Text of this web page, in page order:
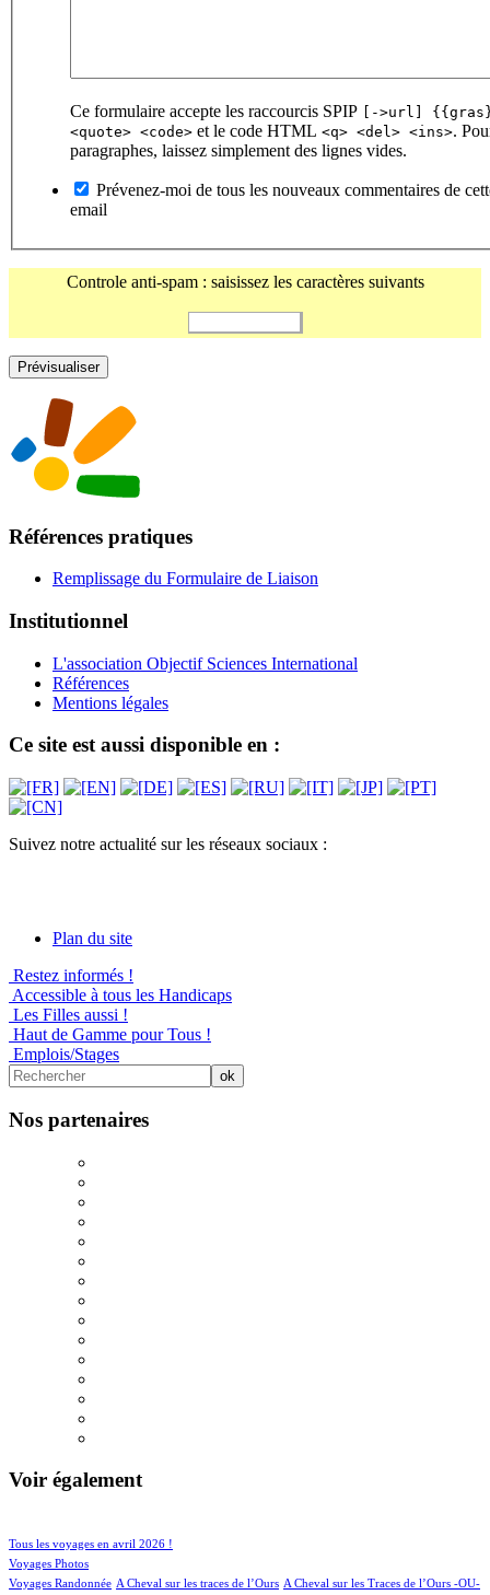
Ce formulaire accepte les raccourcis SPIP
[->url]
<quote> <code> et le code HTML <q> <del> <ins>.
paragraphes, laissez simplement des lignes vides.
Prévenez-moi de tous les nouveaux commentaires de
email
Controle anti-spam : saisissez les caractères suivants
Références pratiques
Remplissage du Formulaire de Liaison
Institutionnel
L'association Objectif Sciences International
Références
Mentions légales
Ce site est aussi disponible en :
Suivez notre actualité sur les réseaux sociaux :
Plan du site
Restez informés !
Accessible à tous les Handicaps
Les Filles aussi !
Haut de Gamme pour Tous !
Emplois/Stages
Nos partenaires
Voir également
Tous les voyages en avril 2026 !
73/531
Voyages Photos
59/531
Voyages Randonnée
4/531 A Cheval sur les traces de l’Ours
4/531 A Cheval sur les Traces de l’Ours -OU-